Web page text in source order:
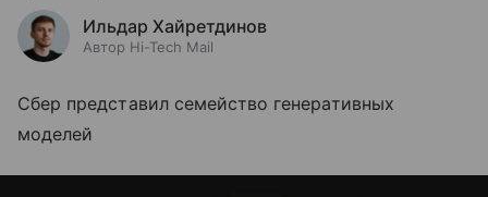
Ильдар Хайретдинов
Автор Hi-Tech Mail
Сбер представил семейство генеративных
моделей